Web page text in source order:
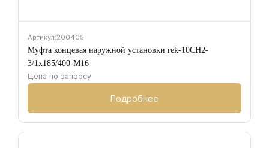
Артикул:200405
Муфта концевая наружной установки rek-10CH2-
3/1х185/400-M16
Цена по запросу
Подробнее